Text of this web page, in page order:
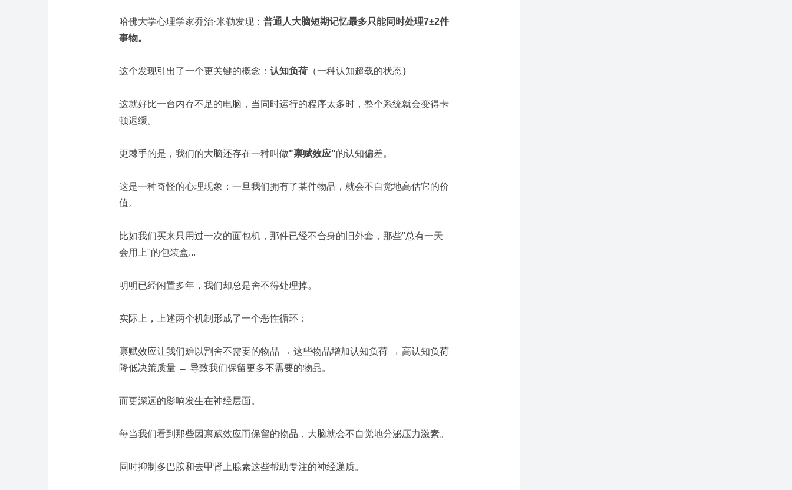
哈佛大学心理学家乔治·米勒发现： 普通人大脑短期记忆最多只能同时处理7±2件
事物。
这个发现引出了一个更关键的概念： 认知负荷 （一种认知超载的状态）
这就好比一台内存不足的电脑，当同时运行的程序太多时，整个系统就会变得卡
顿迟缓。
更棘手的是，我们的大脑还存在一种叫做"禀赋效应"的认知偏差。
这是一种奇怪的心理现象：一旦我们拥有了某件物品，就会不自觉地高估它的价
值。
比如我们买来只用过一次的面包机，那件已经不合身的旧外套，那些"总有一天
会用上"的包装盒...
明明已经闲置多年，我们却总是舍不得处理掉。
实际上，上述两个机制形成了一个恶性循环：
禀赋效应让我们难以割舍不需要的物品 → 这些物品增加认知负荷 → 高认知负荷
降低决策质量 → 导致我们保留更多不需要的物品。
而更深远的影响发生在神经层面。
每当我们看到那些因禀赋效应而保留的物品，大脑就会不自觉地分泌压力激素。
同时抑制多巴胺和去甲肾上腺素这些帮助专注的神经递质。